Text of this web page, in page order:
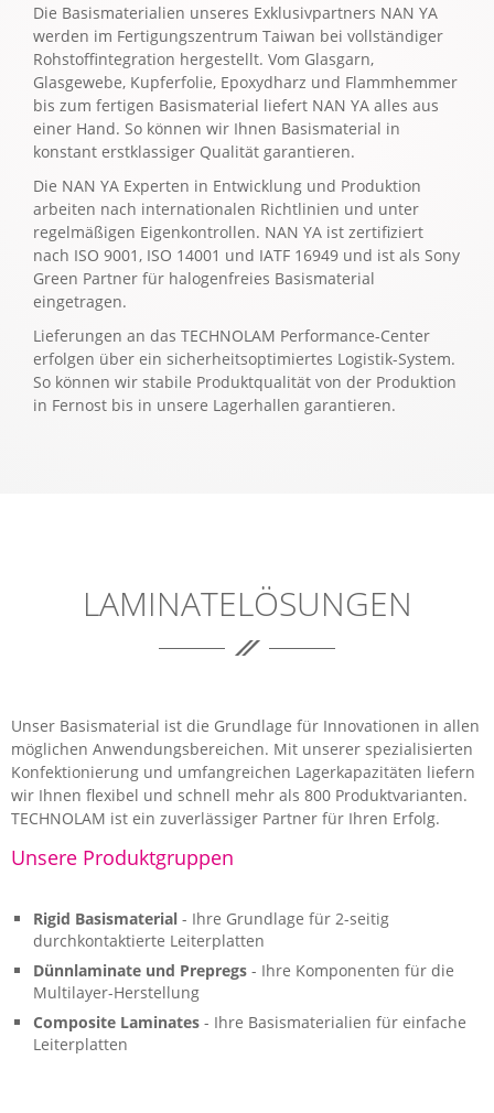
Die Basismaterialien unseres Exklusivpartners NAN YA
werden im Fertigungszentrum Taiwan bei vollständiger
Rohstoffintegration hergestellt. Vom Glasgarn,
Glasgewebe, Kupferfolie, Epoxydharz und Flammhemmer
bis zum fertigen Basismaterial liefert NAN YA alles aus
einer Hand. So können wir Ihnen Basismaterial in
konstant erstklassiger Qualität garantieren.
Die NAN YA Experten in Entwicklung und Produktion
arbeiten nach internationalen Richtlinien und unter
regelmäßigen Eigenkontrollen. NAN YA ist zertifiziert
nach ISO 9001, ISO 14001 und IATF 16949 und ist als Sony
Green Partner für halogenfreies Basismaterial
eingetragen.
Lieferungen an das TECHNOLAM Performance-Center
erfolgen über ein sicherheitsoptimiertes Logistik-System.
So können wir stabile Produktqualität von der Produktion
in Fernost bis in unsere Lagerhallen garantieren.
LAMINATELÖSUNGEN
Unser Basismaterial ist die Grundlage für Innovationen in allen
möglichen Anwendungsbereichen. Mit unserer spezialisierten
Konfektionierung und umfangreichen Lagerkapazitäten liefern
wir Ihnen flexibel und schnell mehr als 800 Produktvarianten.
TECHNOLAM ist ein zuverlässiger Partner für Ihren Erfolg.
Unsere Produktgruppen
Rigid Basismaterial - Ihre Grundlage für 2-seitig
durchkontaktierte Leiterplatten
Dünnlaminate und Prepregs - Ihre Komponenten für die
Multilayer-Herstellung
Composite Laminates - Ihre Basismaterialien für einfache
Leiterplatten